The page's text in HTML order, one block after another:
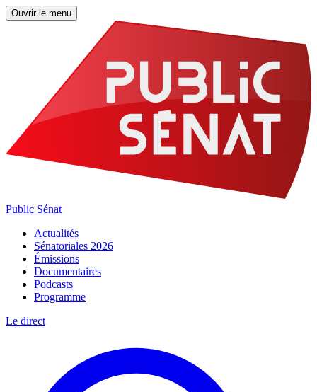
Ouvrir le menu
Public Sénat
Actualités
Sénatoriales 2026
Émissions
Documentaires
Podcasts
Programme
Le direct